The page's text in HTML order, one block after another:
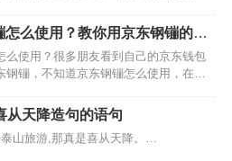
也容易养，是送亲朋好友最好的礼物。
了，现在市面上卖花卉的很多。很多人
花，尤其…
怎么使用？教你用京东钢镚的支
教程
么使用？很多朋友看到自己的京东钱包
钢镚，不知道京东钢镚怎么使用，在使
些，下面开淘小编来介绍一下京东钢镚
如何用你的京东钢镚支付购买商品的方
。…
从天降造句的语句
山旅游,那真是喜从天降。…